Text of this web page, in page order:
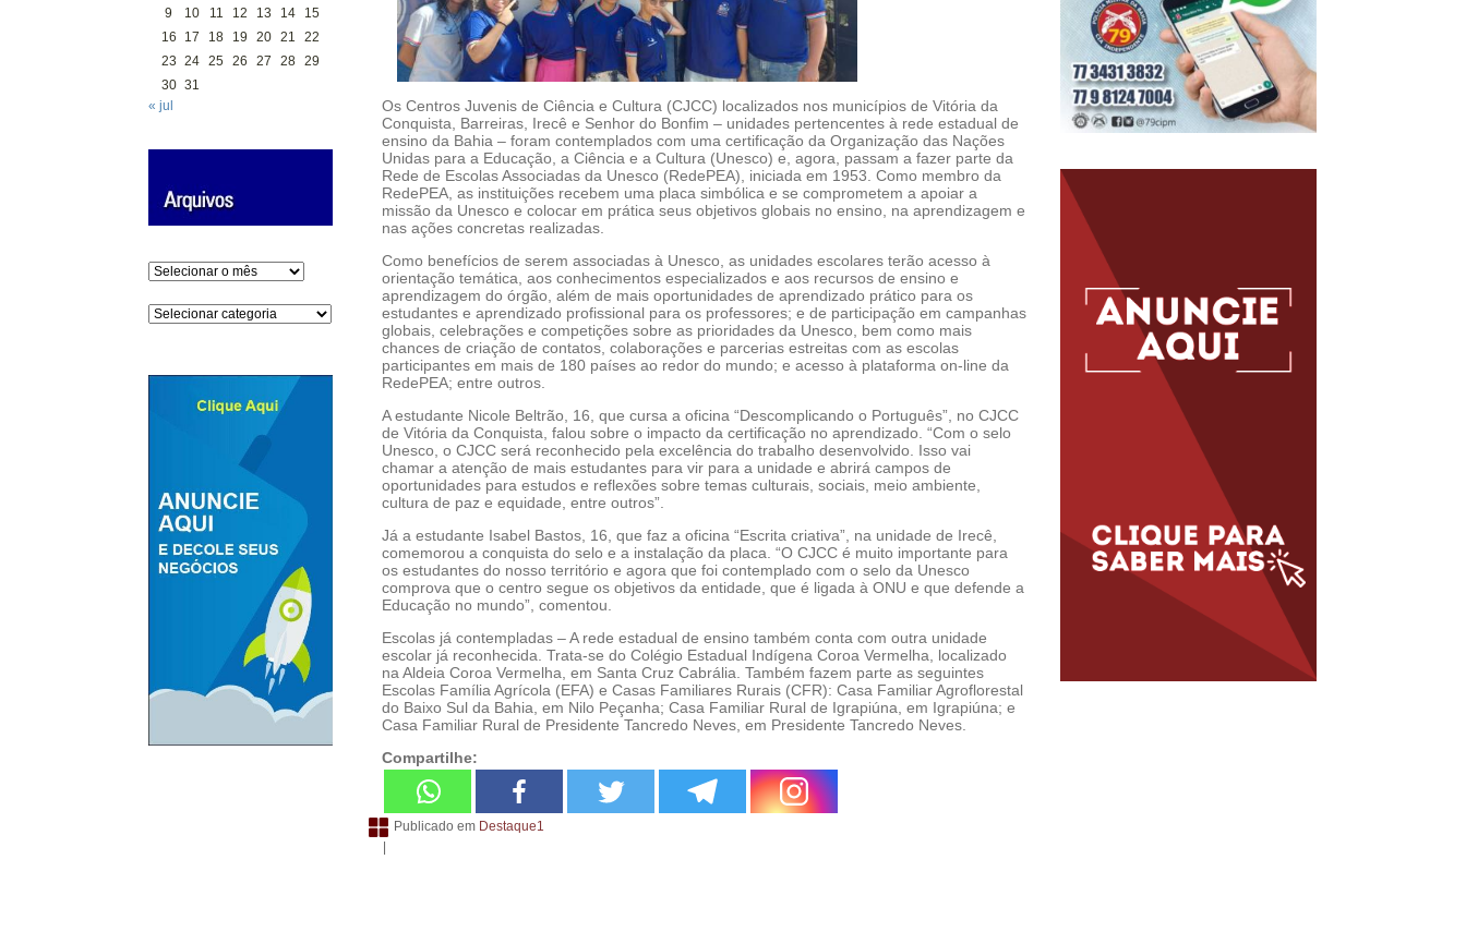
9
10 11 12 13 14
15
16
17 18 19 20 21
22
23 24 25 26 27 28 29
30 31
« jul
Arquivos
Categorias
Os Centros Juvenis de Ciência e Cultura (CJCC) localizados nos municípios de Vitória da
Conquista, Barreiras, Irecê e Senhor do Bonfim – unidades pertencentes à rede estadual de
ensino da Bahia – foram contemplados com uma certificação da Organização das Nações
Unidas para a Educação, a Ciência e a Cultura (Unesco) e, agora, passam a fazer parte da
Rede de Escolas Associadas da Unesco (RedePEA), iniciada em 1953. Como membro da
RedePEA, as instituições recebem uma placa simbólica e se comprometem a apoiar a
missão da Unesco e colocar em prática seus objetivos globais no ensino, na aprendizagem e
nas ações concretas realizadas.
Como benefícios de serem associadas à Unesco, as unidades escolares terão acesso à
orientação temática, aos conhecimentos especializados e aos recursos de ensino e
aprendizagem do órgão, além de mais oportunidades de aprendizado prático para os
estudantes e aprendizado profissional para os professores; e de participação em campanhas
globais, celebrações e competições sobre as prioridades da Unesco, bem como mais
chances de criação de contatos, colaborações e parcerias estreitas com as escolas
participantes em mais de 180 países ao redor do mundo; e acesso à plataforma on-line da
RedePEA; entre outros.
A estudante Nicole Beltrão, 16, que cursa a oficina “Descomplicando o Português”, no CJCC
de Vitória da Conquista, falou sobre o impacto da certificação no aprendizado. “Com o selo
Unesco, o CJCC será reconhecido pela excelência do trabalho desenvolvido. Isso vai
chamar a atenção de mais estudantes para vir para a unidade e abrirá campos de
oportunidades para estudos e reflexões sobre temas culturais, sociais, meio ambiente,
cultura de paz e equidade, entre outros”.
Já a estudante Isabel Bastos, 16, que faz a oficina “Escrita criativa”, na unidade de Irecê,
comemorou a conquista do selo e a instalação da placa. “O CJCC é muito importante para
os estudantes do nosso território e agora que foi contemplado com o selo da Unesco
comprova que o centro segue os objetivos da entidade, que é ligada à ONU e que defende a
Educação no mundo”, comentou.
Escolas já contempladas – A rede estadual de ensino também conta com outra unidade
escolar já reconhecida. Trata-se do Colégio Estadual Indígena Coroa Vermelha, localizado
na Aldeia Coroa Vermelha, em Santa Cruz Cabrália. Também fazem parte as seguintes
Escolas Família Agrícola (EFA) e Casas Familiares Rurais (CFR): Casa Familiar Agroflorestal
do Baixo Sul da Bahia, em Nilo Peçanha; Casa Familiar Rural de Igrapiúna, em Igrapiúna; e
Casa Familiar Rural de Presidente Tancredo Neves, em Presidente Tancredo Neves.
Compartilhe:
Publicado em Destaque1
|